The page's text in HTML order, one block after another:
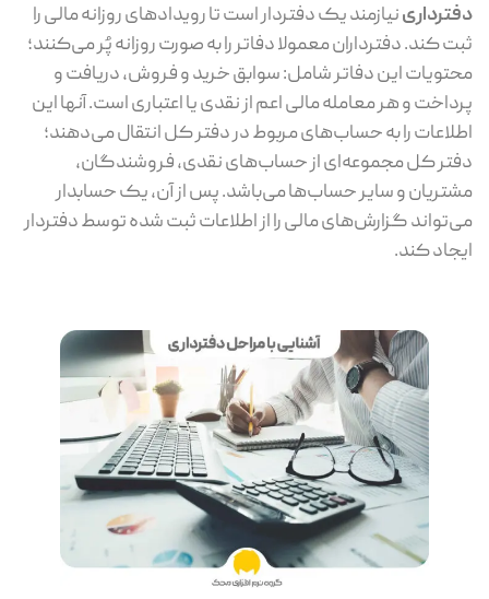
دفتردارینیازمند یک دفتردار است تا رویدادهای روزانه مالی را
ثبت کند. دفترداران معمولا دفاتر را به صورت روزانه پُر می‌کنند؛
محتویات این دفاتر شامل: سوابق خرید و فروش، دریافت و
پرداخت و هر معامله مالی اعم از نقدی یا اعتباری است. آنها این
اطلاعات را به حساب‌های مربوط در دفتر کل انتقال می‌دهند؛
دفتر کل مجموعه‌ای از حساب‌های نقدی، فروشندگان،
مشتریان و سایر حساب‌ها می‌باشد. پس ‌از آن، یک حسابدار
می‌تواند گزارش‌های مالی را از اطلاعات ثبت‌ شده توسط دفتردار
ایجاد کند.